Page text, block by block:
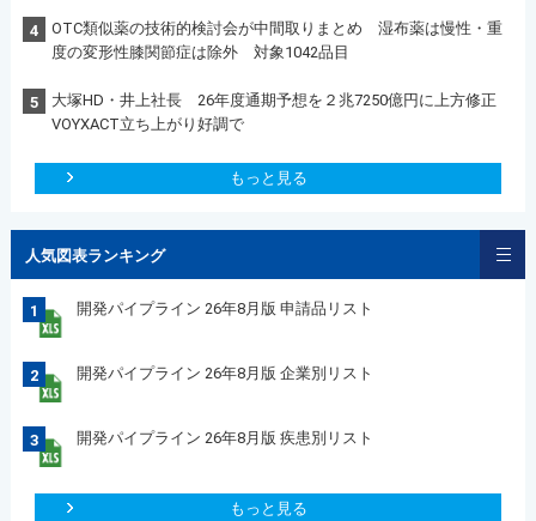
4
OTC類似薬の技術的検討会が中間取りまとめ 湿布薬は慢性・重
度の変形性膝関節症は除外 対象1042品目
5
大塚HD・井上社長 26年度通期予想を２兆7250億円に上方修正
VOYXACT立ち上がり好調で
もっと見る
人気図表ランキング
1 開発パイプライン 26年8月版 申請品リスト
2 開発パイプライン 26年8月版 企業別リスト
3 開発パイプライン 26年8月版 疾患別リスト
もっと見る